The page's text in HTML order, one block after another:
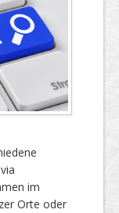
im
Orte oder